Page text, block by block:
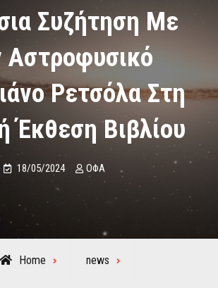
Συζήτηση Με
Αστροφυσικό
Ρετσόλα Στη
Έκθεση Βιβλίου
18/05/2024 ΟΦΑ
Home news